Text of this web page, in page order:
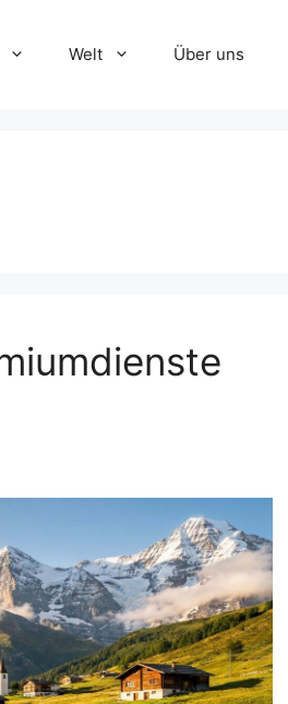
Welt Über uns